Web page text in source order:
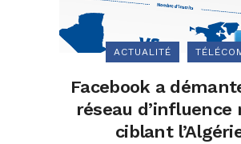
ACTUALITÉ
Facebook a
réseau d’influence
ciblant